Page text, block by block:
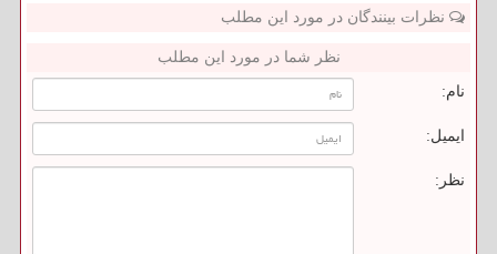
نظرات بینندگان در مورد این مطلب
نظر شما در مورد این مطلب
نام:
ایمیل:
نظر: